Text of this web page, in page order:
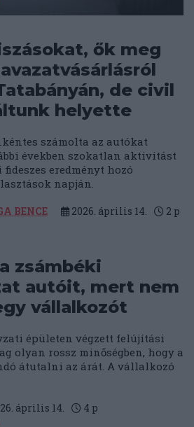
ők meg
de civil
helyette
számolta az autókat
években szokatlan aktivitást
eredményt hozó
napján.
BENCE 2026. április 14. 2 p
zsámbéki
autóit, mert nem
vállalkozót
épületen végzett felújítási
olyan rossz minőségben, hogy a
átutalni az árát. A vállalkozó
április 14. 4 p